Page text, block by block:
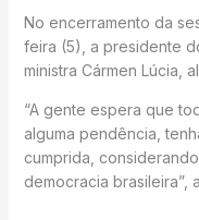
No encerramento da
feira (5), a presidente
ministra Cármen Lúcia,
“A gente espera que
alguma pendência,
cumprida,
democracia brasileira”,